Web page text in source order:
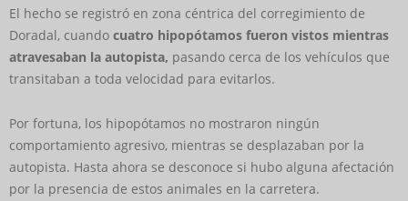
El hecho se registró en zona céntrica del corregimiento de
Doradal, cuando cuatro hipopótamos fueron vistos mientras
atravesaban la autopista, pasando cerca de los vehículos que
transitaban a toda velocidad para evitarlos.
Por fortuna, los hipopótamos no mostraron ningún
comportamiento agresivo, mientras se desplazaban por la
autopista. Hasta ahora se desconoce si hubo alguna afectación
por la presencia de estos animales en la carretera.